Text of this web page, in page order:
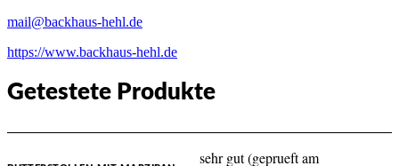
mail@backhaus-hehl.de
https://www.backhaus-hehl.de
Getestete Produkte
sehr gut (geprueft am